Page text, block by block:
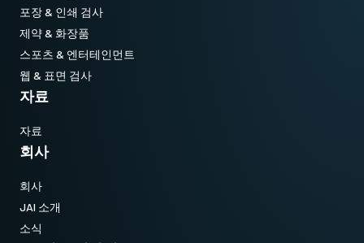
포장 & 인쇄 검사
제약 & 화장품
스포츠 & 엔터테인먼트
웹 & 표면 검사
자료
자료
회사
회사
JAI 소개
소식